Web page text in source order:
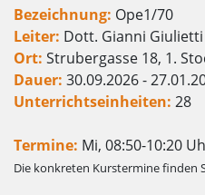
Bezeichnung: Ope1/70
Leiter: Dott. Gianni Giulietti
Ort: Strubergasse 18, 1.
Dauer: 30.09.2026 -
Unterrichtseinheiten: 28
Termine: Mi, 08:50-10:20
Die konkreten Kurstermine finden